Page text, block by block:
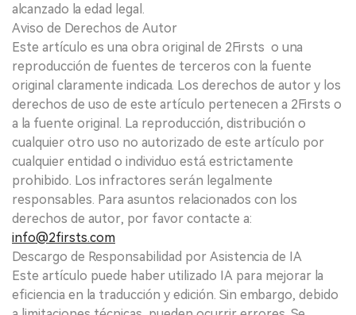
alcanzado la edad legal.
Aviso de Derechos de Autor
Este artículo es una obra original de 2Firsts o una
reproducción de fuentes de terceros con la fuente
original claramente indicada. Los derechos de autor y los
derechos de uso de este artículo pertenecen a 2Firsts o
a la fuente original. La reproducción, distribución o
cualquier otro uso no autorizado de este artículo por
cualquier entidad o individuo está estrictamente
prohibido. Los infractores serán legalmente
responsables. Para asuntos relacionados con los
derechos de autor, por favor contacte a:
info@2firsts.com
Descargo de Responsabilidad por Asistencia de IA
Este artículo puede haber utilizado IA para mejorar la
eficiencia en la traducción y edición. Sin embargo, debido